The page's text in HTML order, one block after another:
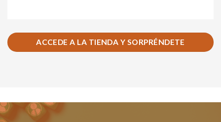
ACCEDE A LA TIENDA Y SORPRÉNDETE